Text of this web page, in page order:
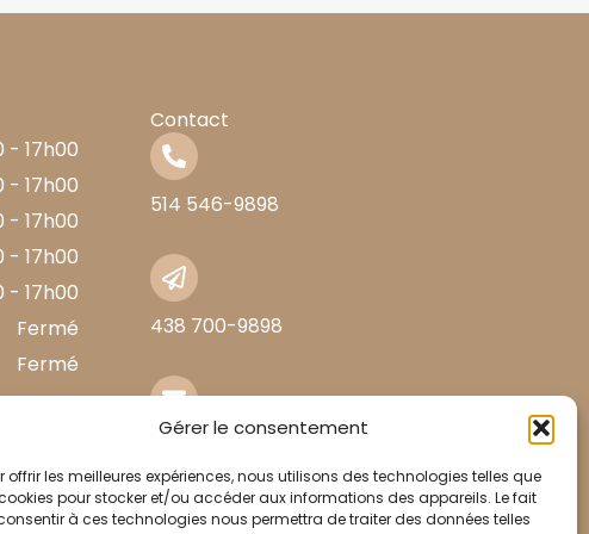
Gérer le consentement
offrir les meilleures expériences, nous utilisons des technologies telles que
pour stocker et/ou accéder aux informations des appareils. Le fait
à ces technologies nous permettra de traiter des données telles
- 17h00
- 17h00
- 17h00
- 17h00
- 17h00
Fermé
Fermé
Contact
514 546-9898
438 700-9898